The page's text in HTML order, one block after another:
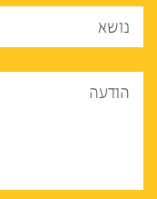
נושא
הודעה